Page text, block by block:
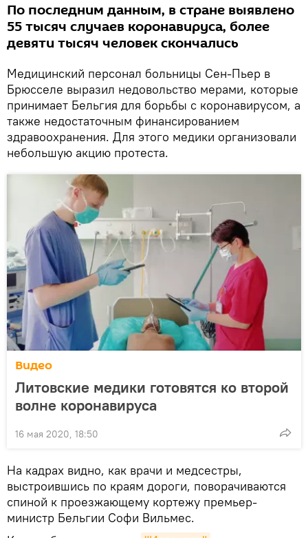
По последним данным, в стране выявлено
55 тысяч случаев коронавируса, более
девяти тысяч человек скончались
Медицинский персонал больницы Сен-Пьер в
Брюсселе выразил недовольство мерами, которые
принимает Бельгия для борьбы с коронавирусом, а
также недостаточным финансированием
здравоохранения. Для этого медики организовали
небольшую акцию протеста.
Видео
Литовские медики готовятся ко второй
волне коронавируса
16 мая 2020, 18:50
На кадрах видно, как врачи и медсестры,
выстроившись по краям дороги, поворачиваются
спиной к проезжающему кортежу премьер-
министр Бельгии Софи Вильмес.